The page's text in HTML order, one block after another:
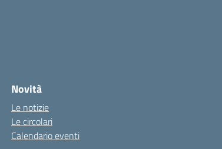
Novità
Le notizie
Le circolari
Calendario eventi